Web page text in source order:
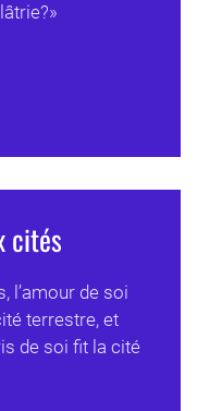
cités
l’amour de soi
terrestre, et
de soi fit la cité